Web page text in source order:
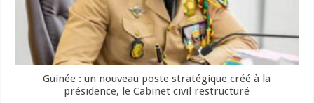
Guinée : un nouveau poste stratégique créé à la
présidence, le Cabinet civil restructuré